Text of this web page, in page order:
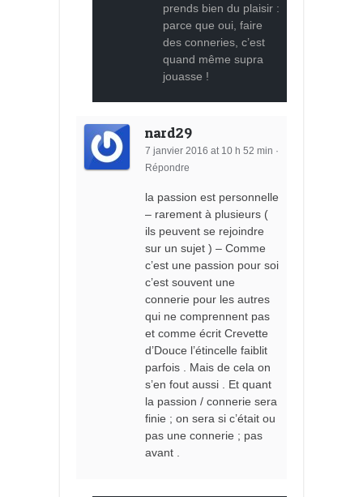
prends bien du plaisir :
parce que oui, faire
des conneries, c’est
quand même supra
jouasse !
nard29
7 janvier 2016 at 10 h 52 min ·
Répondre
la passion est personnelle
– rarement à plusieurs (
ils peuvent se rejoindre
sur un sujet ) – Comme
c’est une passion pour soi
c’est souvent une
connerie pour les autres
qui ne comprennent pas
et comme écrit Crevette
d’Douce l’étincelle faiblit
parfois . Mais de cela on
s’en fout aussi . Et quant
la passion / connerie sera
finie ; on sera si c’était ou
pas une connerie ; pas
avant .